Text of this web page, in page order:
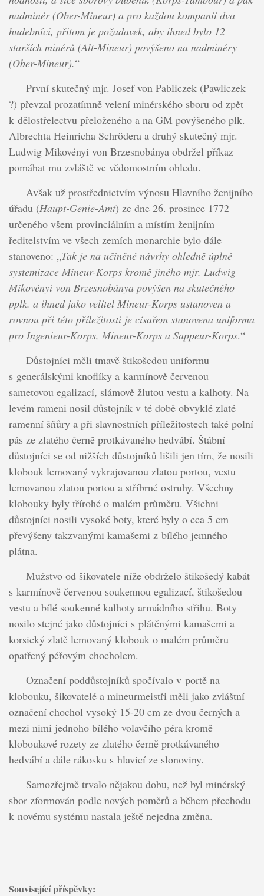
nadminér (Ober-Mineur) a pro každou kompanii dva
hudebníci, přitom je požadavek, aby ihned bylo 12
starších minérů (Alt-Mineur) povýšeno na nadminéry
(Ober-Mineur).“
První skutečný mjr. Josef von Pabliczek (Pawliczek
?) převzal prozatímně velení minérského sboru od zpět
k dělostřelectvu přeloženého a na GM povýšeného plk.
Albrechta Heinricha Schrödera a druhý skutečný mjr.
Ludwig Mikovényi von Brzesnobánya obdržel příkaz
pomáhat mu zvláště ve vědomostním ohledu.
Avšak už prostřednictvím výnosu Hlavního ženijního
úřadu (Haupt-Genie-Amt) ze dne 26. prosince 1772
určeného všem provinciálním a místím ženijním
ředitelstvím ve všech zemích monarchie bylo dále
stanoveno: „Tak je na učiněné návrhy ohledně úplné
systemizace Mineur-Korps kromě jiného mjr. Ludwig
Mikovényi von Brzesnobánya povýšen na skutečného
pplk. a ihned jako velitel Mineur-Korps ustanoven a
rovnou při této příležitosti je císařem stanovena uniforma
pro Ingenieur-Korps, Mineur-Korps a Sappeur-Korps.“
Důstojníci měli tmavě štikošedou uniformu
s generálskými knoflíky a karmínově červenou
sametovou egalizací, slámově žlutou vestu a kalhoty. Na
levém rameni nosil důstojník v té době obvyklé zlaté
ramenní šňůry a při slavnostních příležitostech také polní
pás ze zlatého černě protkávaného hedvábí. Štábní
důstojníci se od nižších důstojníků lišili jen tím, že nosili
klobouk lemovaný vykrajovanou zlatou portou, vestu
lemovanou zlatou portou a stříbrné ostruhy. Všechny
klobouky byly třírohé o malém průměru. Všichni
důstojníci nosili vysoké boty, které byly o cca 5 cm
převýšeny takzvanými kamašemi z bílého jemného
plátna.
Mužstvo od šikovatele níže obdrželo štikošedý kabát
s karmínově červenou soukennou egalizací, štikošedou
vestu a bílé soukenné kalhoty armádního střihu. Boty
nosilo stejné jako důstojníci s plátěnými kamašemi a
korsický zlatě lemovaný klobouk o malém průměru
opatřený péřovým chocholem.
Označení poddůstojníků spočívalo v portě na
klobouku, šikovatelé a mineurmeistři měli jako zvláštní
označení chochol vysoký 15-20 cm ze dvou černých a
mezi nimi jednoho bílého volavčího péra kromě
kloboukové rozety ze zlatého černě protkávaného
hedvábí a dále rákosku s hlavicí ze slonoviny.
Samozřejmě trvalo nějakou dobu, než byl minérský
sbor zformován podle nových poměrů a během přechodu
k novému systému nastala ještě nejedna změna.
Související příspěvky: